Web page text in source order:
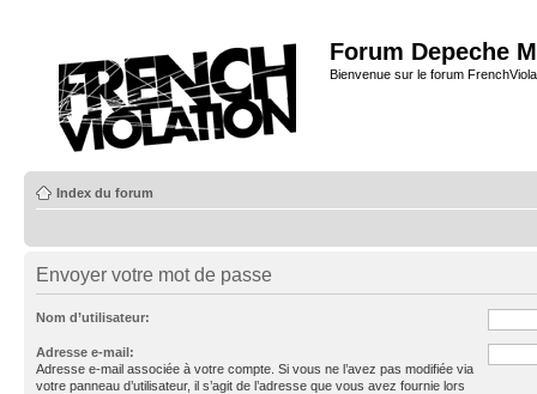
Forum Depeche
Bienvenue sur le forum
Index du forum
Envoyer votre mot de passe
Nom d’utilisateur:
Adresse e-mail:
Adresse e-mail associée à votre compte. Si vous ne l’avez pas modifiée via
votre panneau d’utilisateur, il s’agit de l’adresse que vous avez fournie lors